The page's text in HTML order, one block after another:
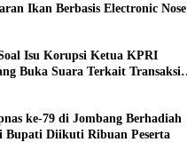
Ikan Berbasis Electronic Nose
Isu Korupsi Ketua KPRI
Buka Suara Terkait Transaksi
ke-79 di Jombang Berhadiah
Bupati Diikuti Ribuan Peserta